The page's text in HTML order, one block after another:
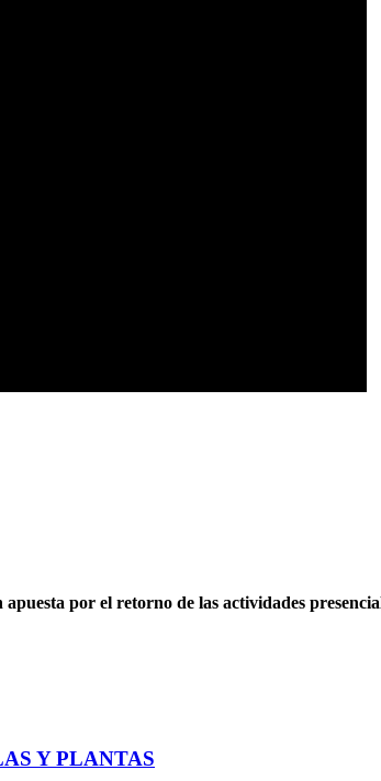
por el retorno de las actividades
Y PLANTAS